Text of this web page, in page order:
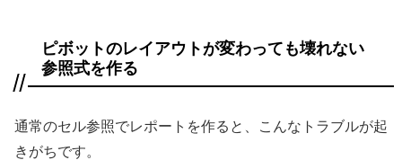
ピボットのレイアウトが変わっても壊れない
参照式を作る
通常のセル参照でレポートを作ると、こんなトラブルが起
きがちです。